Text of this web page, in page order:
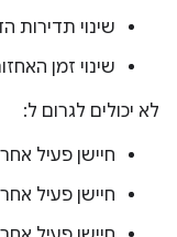
שינוי תדירות
שינוי זמן
לא יכולים לגרום ל:
חיישן פעיל
חיישן פעיל